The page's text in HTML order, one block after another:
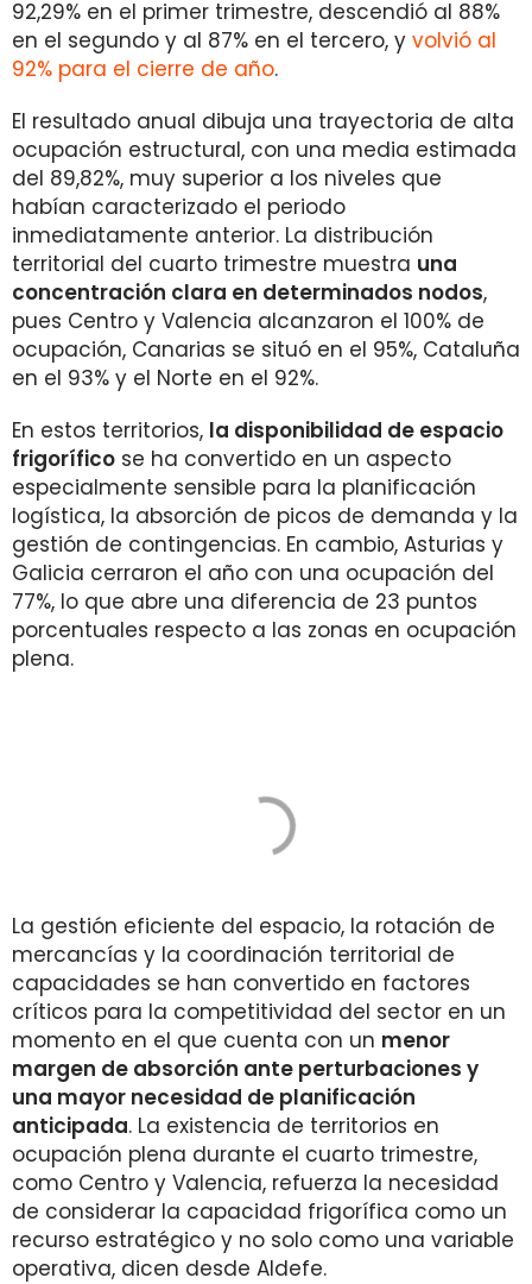
92,29% en el primer trimestre, descendió al 88%
en el segundo y al 87% en el tercero, y volvió al
92% para el cierre de año.
El resultado anual dibuja una trayectoria de alta
ocupación estructural, con una media estimada
del 89,82%, muy superior a los niveles que
habían caracterizado el periodo
inmediatamente anterior. La distribución
territorial del cuarto trimestre muestra una
concentración clara en determinados nodos,
pues Centro y Valencia alcanzaron el 100% de
ocupación, Canarias se situó en el 95%, Cataluña
en el 93% y el Norte en el 92%.
En estos territorios, la disponibilidad de espacio
frigorífico se ha convertido en un aspecto
especialmente sensible para la planificación
logística, la absorción de picos de demanda y la
gestión de contingencias. En cambio, Asturias y
Galicia cerraron el año con una ocupación del
77%, lo que abre una diferencia de 23 puntos
porcentuales respecto a las zonas en ocupación
plena.
La gestión eficiente del espacio, la rotación de
mercancías y la coordinación territorial de
capacidades se han convertido en factores
críticos para la competitividad del sector en un
momento en el que cuenta con un menor
margen de absorción ante perturbaciones y
una mayor necesidad de planificación
anticipada. La existencia de territorios en
ocupación plena durante el cuarto trimestre,
como Centro y Valencia, refuerza la necesidad
de considerar la capacidad frigorífica como un
recurso estratégico y no solo como una variable
operativa, dicen desde Aldefe.